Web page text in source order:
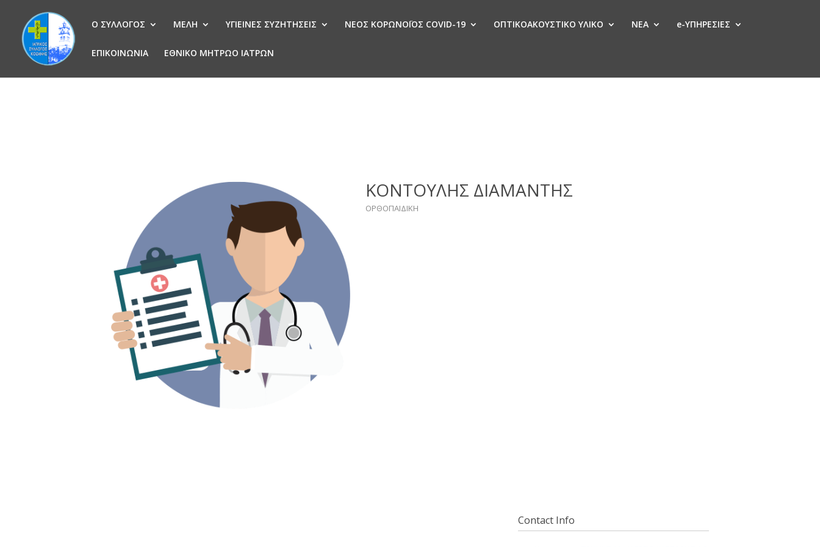
Ο ΣΥΛΛΟΓΟΣ ΜΕΛΗ ΥΓΙΕΙΝΕΣ ΣΥΖΗΤΗΣΕΙΣ ΝΕΟΣ ΚΟΡΩΝΟΪΟΣ COVID-19 ΟΠΤΙΚΟΑΚΟΥΣΤΙΚΟ ΥΛΙΚΟ ΝΕΑ e-ΥΠΗΡΕΣΙΕΣ
ΕΠΙΚΟΙΝΩΝΙΑ ΕΘΝΙΚΟ ΜΗΤΡΩΟ ΙΑΤΡΩΝ
ΚΟΝΤΟΥΛΗΣ ΔΙΑΜΑΝΤΗΣ
ΟΡΘΟΠΑΙΔΙΚΗ
Contact Info